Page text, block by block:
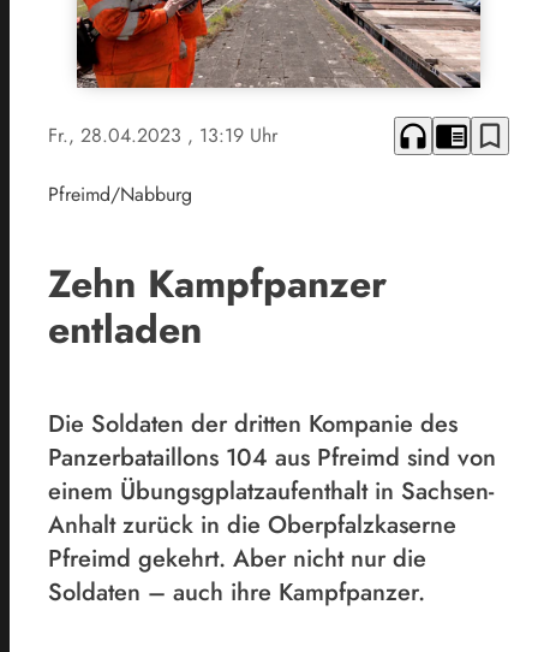
Fr., 28.04.2023 , 13:19 Uhr headphones chrome_reader_mode bookmark_border
Pfreimd/Nabburg
Zehn Kampfpanzer
entladen
Die Soldaten der dritten Kompanie des
Panzerbataillons 104 aus Pfreimd sind von
einem Übungsgplatzaufenthalt in Sachsen-
Anhalt zurück in die Oberpfalzkaserne
Pfreimd gekehrt. Aber nicht nur die
Soldaten – auch ihre Kampfpanzer.